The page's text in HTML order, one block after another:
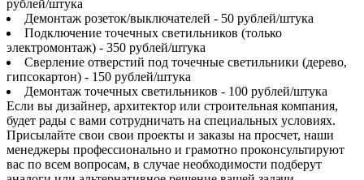
рублей/штука
Демонтаж розеток/выключателей - 50 рублей/штука
Подключение точечных светильников (только
электромонтаж) - 350 рублей/штука
Сверление отверстий под точечные светильники (дерево,
гипсокартон) - 150 рублей/штука
Демонтаж точечных светильников - 100 рублей/штука
Если вы дизайнер, архитектор или строительная компания,
будет рады с вами сотрудничать на специальных условиях.
Присылайте свои свои проекты и заказы на просчет, наши
менеджеры профессионально и грамотно проконсультируют
вас по всем вопросам, в случае необходимости подберут